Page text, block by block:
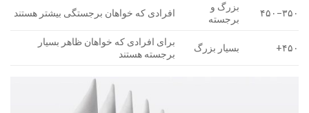
۳۵۰–۴۵۰
بزرگ و
برجسته
افرادی که خواهان برجستگی بیشتر هستند
۴۵۰+ بسیار بزرگ
برای افرادی که خواهان ظاهر بسیار
برجسته هستند